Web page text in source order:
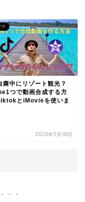
ク
粛中にリゾート観光？
つで動画合成する方
とiMovieを使いま
2020年5月18日